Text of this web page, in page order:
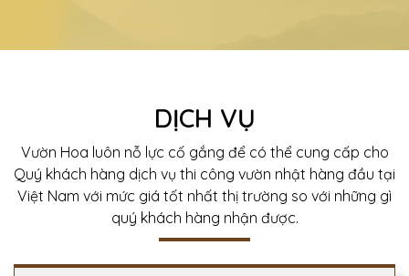
DỊCH VỤ
Vườn Hoa luôn nỗ lực cố gắng để có thể cung cấp cho
Quý khách hàng dịch vụ thi công vườn nhật hàng đầu tại
Việt Nam với mức giá tốt nhất thị trường so với những gì
quý khách hàng nhận được.